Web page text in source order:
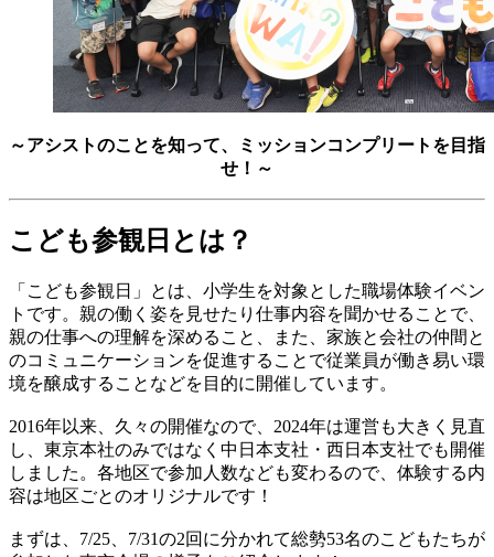
～アシストのことを知って、ミッションコンプリートを目指
せ！～
こども参観日とは？
「こども参観日」とは、小学生を対象とした職場体験イベン
トです。親の働く姿を見せたり仕事内容を聞かせることで、
親の仕事への理解を深めること、また、家族と会社の仲間と
のコミュニケーションを促進することで従業員が働き易い環
境を醸成することなどを目的に開催しています。
2016年以来、久々の開催なので、2024年は運営も大きく見直
し、東京本社のみではなく中日本支社・西日本支社でも開催
しました。各地区で参加人数なども変わるので、体験する内
容は地区ごとのオリジナルです！
まずは、7/25、7/31の2回に分かれて総勢53名のこどもたちが